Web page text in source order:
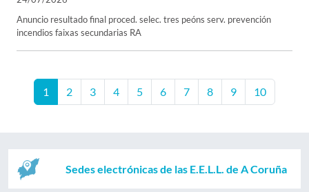
Anuncio resultado final proced. selec. tres peóns serv. prevención
incendios faixas secundarias RA
1 2 3 4 5 6 7 8 9 10
Sedes electrónicas de las E.E.L.L. de A Coruña